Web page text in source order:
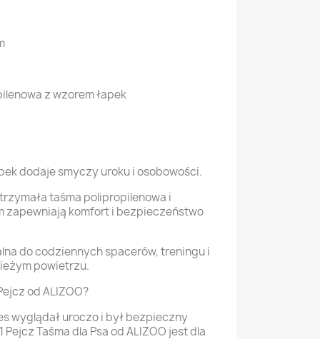
z wzorem łapek
dodaje smyczy uroku i osobowości.
taśma polipropilenowa i
zapewniają komfort i bezpieczeństwo
do codziennych spacerów, treningu i
powietrzu.
od ALIZOO?
wyglądał uroczo i był bezpieczny
Taśma dla Psa od ALIZOO jest dla